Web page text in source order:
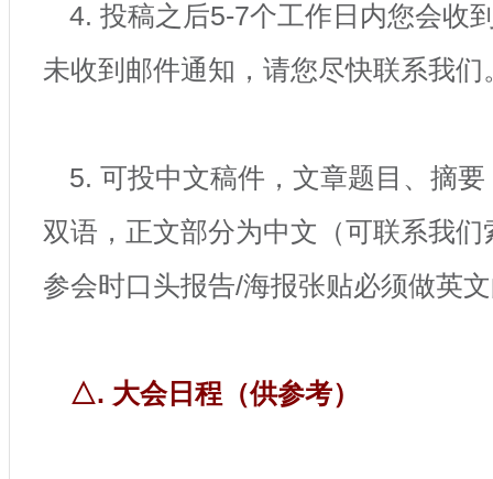
4. 投稿之后5-7个工作日内您会收
未收到邮件通知，请您尽快联系我
5. 可投中文稿件，文章题目、摘
双语，正文部分为中文（可联系我
参会时口头报告/海报张贴必须做英
△. 大会日程（供参考）